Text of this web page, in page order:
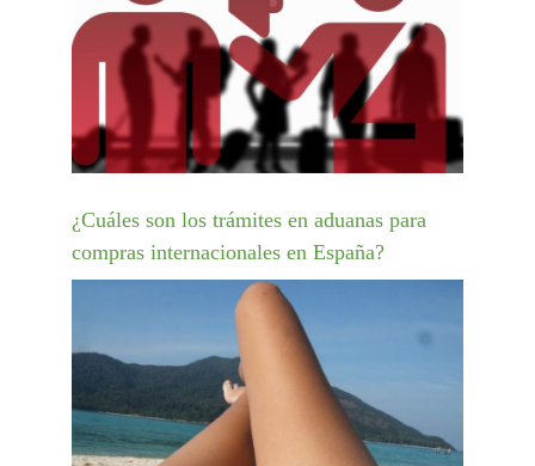
¿Cuáles son los trámites en aduanas para
compras internacionales en España?